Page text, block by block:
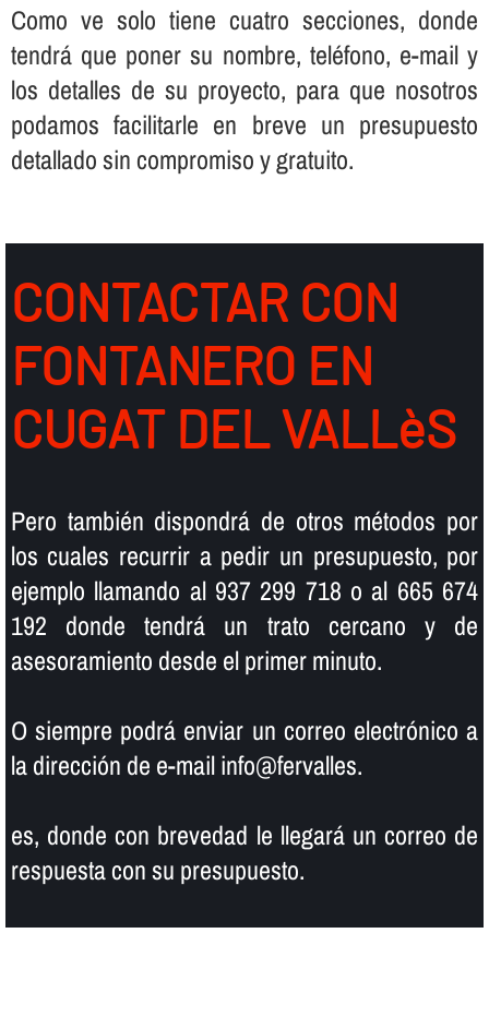
Como ve solo tiene cuatro secciones, donde
tendrá que poner su nombre, teléfono, e-mail y
los detalles de su proyecto, para que nosotros
podamos facilitarle en breve un presupuesto
detallado sin compromiso y gratuito.
CONTACTAR CON
FONTANERO EN
CUGAT DEL VALLèS
Pero también dispondrá de otros métodos por
los cuales recurrir a pedir un presupuesto, por
ejemplo llamando al 937 299 718 o al 665 674
192 donde tendrá un trato cercano y de
asesoramiento desde el primer minuto.
O siempre podrá enviar un correo electrónico a
la dirección de e-mail info@fervalles.
es, donde con brevedad le llegará un correo de
respuesta con su presupuesto.